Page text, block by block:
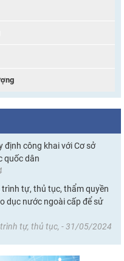
định công khai với Cơ sở
quốc dân
trình tự, thủ tục, thẩm quyền
dục nước ngoài cấp để sử
trình tự, thủ tục, - 31/05/2024